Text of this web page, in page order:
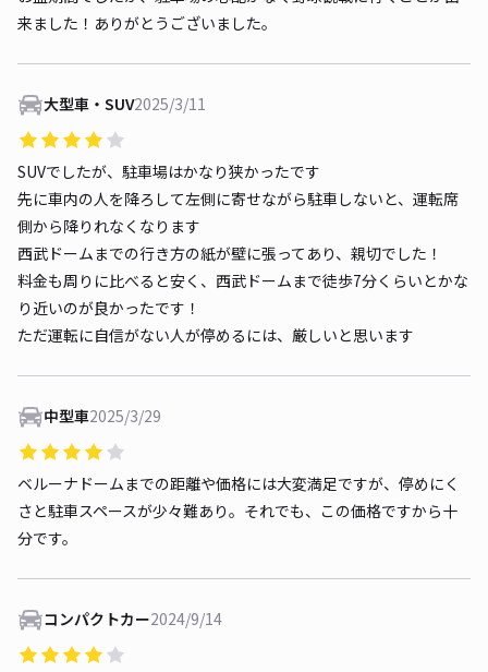
来ました！ありがとうございました。
大型車・SUV2025/3/11
SUVでしたが、駐車場はかなり狭かったです
先に車内の人を降ろして左側に寄せながら駐車しないと、運転席
側から降りれなくなります
西武ドームまでの行き方の紙が壁に張ってあり、親切でした！
料金も周りに比べると安く、西武ドームまで徒歩7分くらいとかな
り近いのが良かったです！
ただ運転に自信がない人が停めるには、厳しいと思います
中型車2025/3/29
ベルーナドームまでの距離や価格には大変満足ですが、停めにく
さと駐車スペースが少々難あり。それでも、この価格ですから十
分です。
コンパクトカー2024/9/14